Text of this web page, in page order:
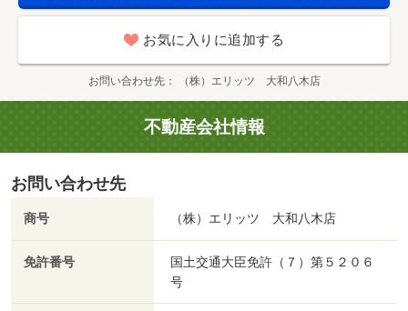
お気に入りに追加する
お問い合わせ先 （株）エリッツ 大和八木店
不動産会社情報
お問い合わせ先
商号 （株）エリッツ 大和八木店
免許番号
国土交通大臣免許（７）第５２０６
号